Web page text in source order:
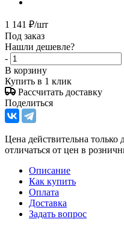
1 141 ₽/шт
Под заказ
Нашли дешевле?
-
В корзину
Купить в 1 клик
Рассчитать доставку
Поделиться
Цена действительна только
отличаться от цен в
Описание
Как купить
Оплата
Доставка
Задать вопрос